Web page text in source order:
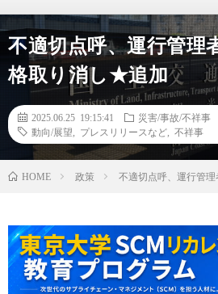
不適切点呼、運行管理
格取り消し★追加
2025.06.25 19:15:41
災害/事故/不祥事
動向/展望
プレスリリースなど 不祥事
HOME 政策 不適切点呼、運行管